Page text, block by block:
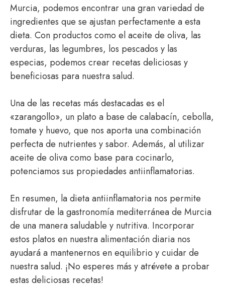
Murcia, podemos encontrar una gran variedad de
ingredientes que se ajustan perfectamente a esta
dieta. Con productos como el aceite de oliva, las
verduras, las legumbres, los pescados y las
especias, podemos crear recetas deliciosas y
beneficiosas para nuestra salud.
Una de las recetas más destacadas es el
«zarangollo», un plato a base de calabacín, cebolla,
tomate y huevo, que nos aporta una combinación
perfecta de nutrientes y sabor. Además, al utilizar
aceite de oliva como base para cocinarlo,
potenciamos sus propiedades antiinflamatorias.
En resumen, la dieta antiinflamatoria nos permite
disfrutar de la gastronomía mediterránea de Murcia
de una manera saludable y nutritiva. Incorporar
estos platos en nuestra alimentación diaria nos
ayudará a mantenernos en equilibrio y cuidar de
nuestra salud. ¡No esperes más y atrévete a probar
estas deliciosas recetas!